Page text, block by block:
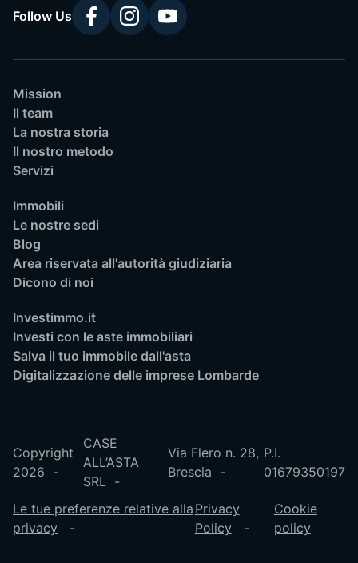
Follow Us
Mission
Il team
La nostra storia
Il nostro metodo
Servizi
Immobili
Le nostre sedi
Blog
Area riservata all'autorità giudiziaria
Dicono di noi
Investimmo.it
Investi con le aste immobiliari
Salva il tuo immobile dall'asta
Digitalizzazione delle imprese Lombarde
Copyright
2026
CASE
ALL’ASTA
SRL
Via Flero n. 28,
Brescia
P.I.
01679350197
Le tue preferenze relative alla
privacy
Privacy
Policy
Cookie
policy